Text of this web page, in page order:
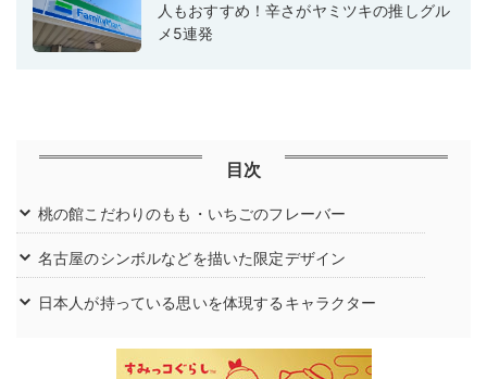
人もおすすめ！辛さがヤミツキの推しグル
メ5連発
目次
桃の館こだわりのもも・いちごのフレーバー
名古屋のシンボルなどを描いた限定デザイン
日本人が持っている思いを体現するキャラクター